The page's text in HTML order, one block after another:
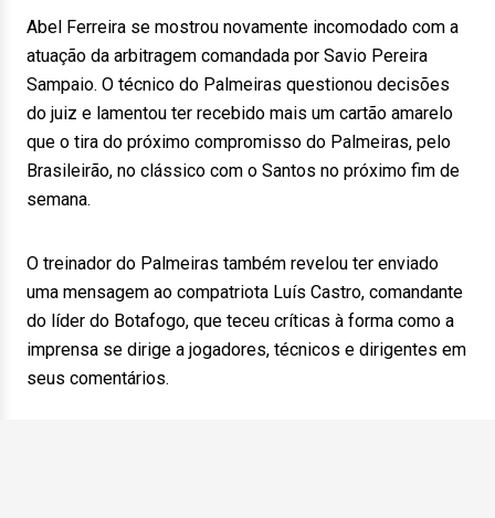
Abel Ferreira se mostrou novamente incomodado com a
atuação da arbitragem comandada por Savio Pereira
Sampaio. O técnico do Palmeiras questionou decisões
do juiz e lamentou ter recebido mais um cartão amarelo
que o tira do próximo compromisso do Palmeiras, pelo
Brasileirão, no clássico com o Santos no próximo fim de
semana.
O treinador do Palmeiras também revelou ter enviado
uma mensagem ao compatriota Luís Castro, comandante
do líder do Botafogo, que teceu críticas à forma como a
imprensa se dirige a jogadores, técnicos e dirigentes em
seus comentários.